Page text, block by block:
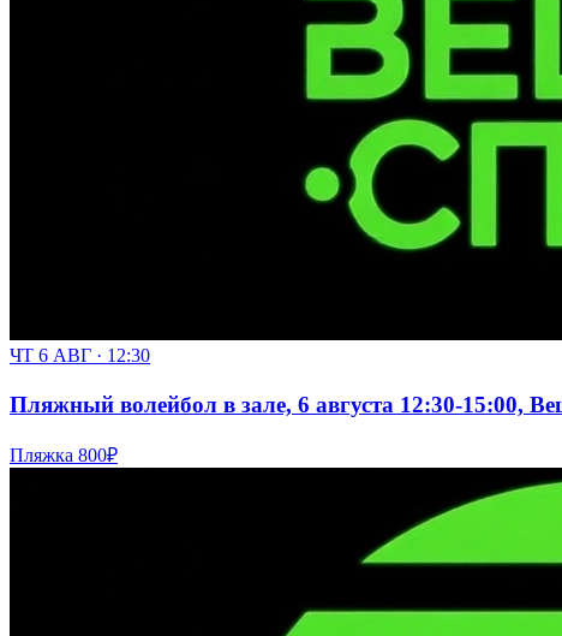
ЧТ 6 АВГ · 12:30
Пляжный волейбол в зале, 6 августа 12:30-15:00,
Пляжка 800₽